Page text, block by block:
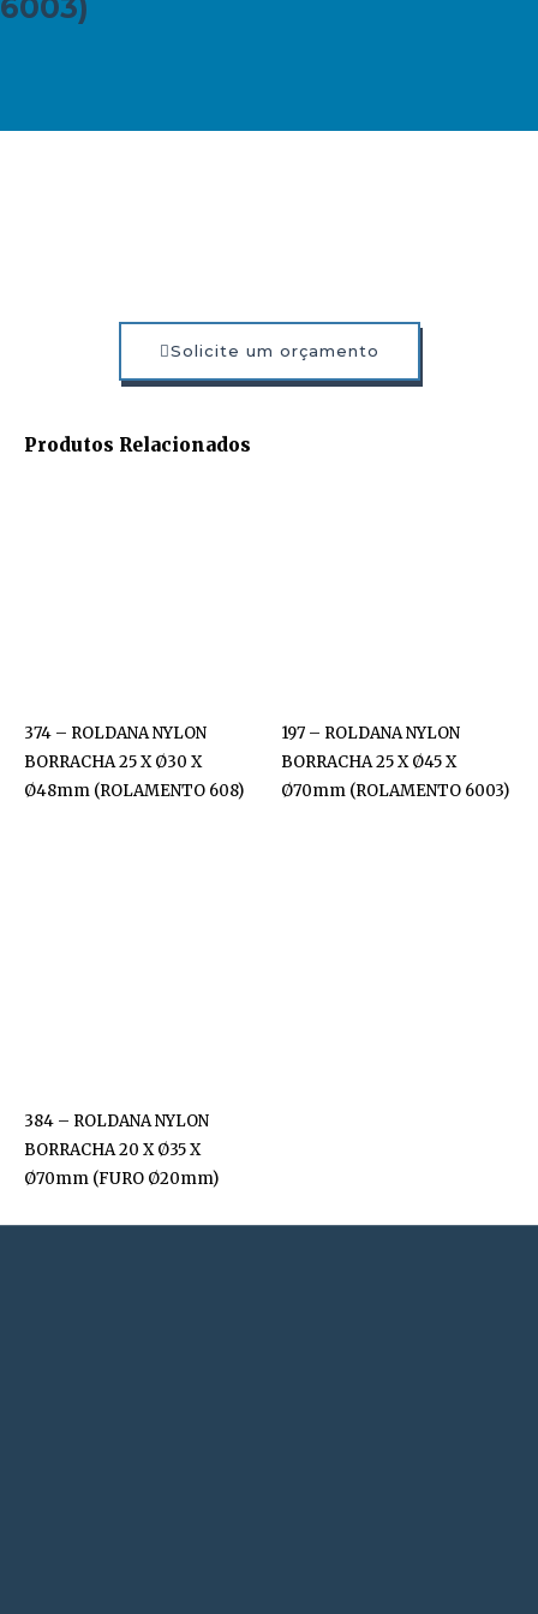
Solicite um orçamento
Produtos Relacionados
374 – ROLDANA NYLON
BORRACHA 25 X Ø30 X
Ø48mm (ROLAMENTO 608)
197 – ROLDANA NYLON
BORRACHA 25 X Ø45 X
Ø70mm (ROLAMENTO 6003)
384 – ROLDANA NYLON
BORRACHA 20 X Ø35 X
Ø70mm (FURO Ø20mm)